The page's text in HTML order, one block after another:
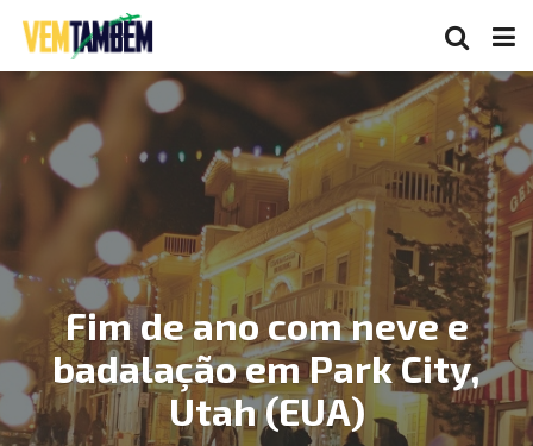
Fim de ano com neve e
badalação em Park City,
Utah (EUA)